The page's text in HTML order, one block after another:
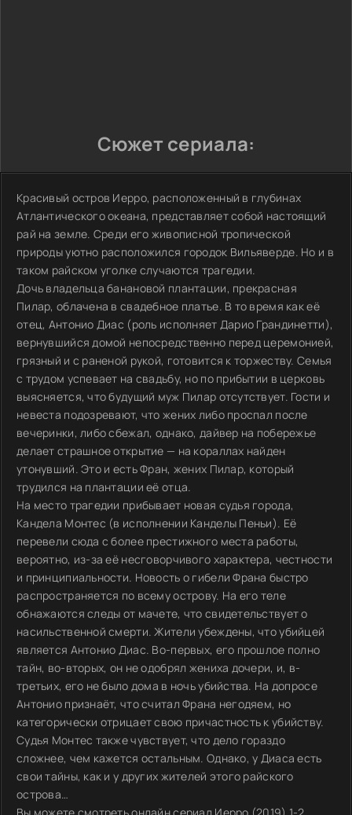
Сюжет сериала:
Красивый остров Иерро, расположенный в глубинах
Атлантического океана, представляет собой настоящий
рай на земле. Среди его живописной тропической
природы уютно расположился городок Вильяверде. Но и в
таком райском уголке случаются трагедии.
Дочь владельца банановой плантации, прекрасная
Пилар, облачена в свадебное платье. В то время как её
отец, Антонио Диас (роль исполняет Дарио Грандинетти),
вернувшийся домой непосредственно перед церемонией,
грязный и с раненой рукой, готовится к торжеству. Семья
с трудом успевает на свадьбу, но по прибытии в церковь
выясняется, что будущий муж Пилар отсутствует. Гости и
невеста подозревают, что жених либо проспал после
вечеринки, либо сбежал, однако, дайвер на побережье
делает страшное открытие — на кораллах найден
утонувший. Это и есть Фран, жених Пилар, который
трудился на плантации её отца.
На место трагедии прибывает новая судья города,
Кандела Монтес (в исполнении Канделы Пеньи). Её
перевели сюда с более престижного места работы,
вероятно, из-за её несговорчивого характера, честности
и принципиальности. Новость о гибели Франа быстро
распространяется по всему острову. На его теле
обнажаются следы от мачете, что свидетельствует о
насильственной смерти. Жители убеждены, что убийцей
является Антонио Диас. Во-первых, его прошлое полно
тайн, во-вторых, он не одобрял жениха дочери, и, в-
третьих, его не было дома в ночь убийства. На допросе
Антонио признаёт, что считал Франа негодяем, но
категорически отрицает свою причастность к убийству.
Судья Монтес также чувствует, что дело гораздо
сложнее, чем кажется остальным. Однако, у Диаса есть
свои тайны, как и у других жителей этого райского
острова…